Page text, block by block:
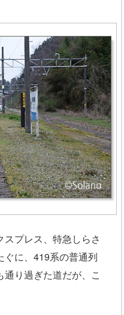
プレス、特急しらさ
ぐに、419系の普通列
り過ぎた道だが、こ